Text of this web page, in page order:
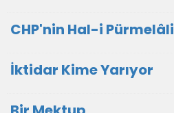
CHP'nin Hal-i Pürmelâli
İktidar Kime Yarıyor